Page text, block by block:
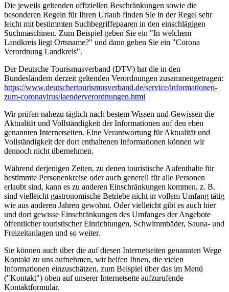
Die jeweils geltenden offiziellen Beschränkungen sowie die
besonderen Regeln für Ihren Urlaub finden Sie in der Regel sehr
leicht mit bestimmten Suchbegriffepaaren in den einschlägigen
Suchmaschinen. Zum Beispiel geben Sie ein "In welchem
Landkreis liegt Ortsname?" und dann geben Sie ein "Corona
Verordnung Landkreis".
Der Deutsche Tourismusverband (DTV) hat die in den
Bundesländern derzeit geltenden Verordnungen zusammengetragen:
https://www.deutscher­tourismusverband.de/­service/­informationen-
zum-coronavirus/­laenderverordnungen.html
Wir prüfen nahezu täglich nach bestem Wissen und Gewissen die
Aktualität und Vollständigkeit der Informationen auf den eben
genannten Internetseiten. Eine Verantwortung für Aktualität und
Vollständigkeit der dort enthaltenen Informationen können wir
dennoch nicht übernehmen.
Während derjenigen Zeiten, zu denen touristische Aufenthalte für
bestimmte Personenkreise oder auch generell für alle Personen
erlaubt sind, kann es zu anderen Einschränkungen kommen, z. B.
sind vielleicht gastronomische Betriebe nicht in vollem Umfang tätig
wie aus anderen Jahren gewohnt. Oder vielleicht gibt es auch hier
und dort gewisse Einschränkungen des Umfanges der Angebote
öffentlicher touristischer Einrichtungen, Schwimmbäder, Sauna- und
Freizeitanlagen und so weiter.
Sie können auch über die auf diesen Internetseiten genannten Wege
Kontakt zu uns aufnehmen, wir helfen Ihnen, die vielen
Informationen einzuschätzen, zum Beispiel über das im Menü
("Kontakt") oben auf unserer Internetseite aufzurufende
Kontaktformular.